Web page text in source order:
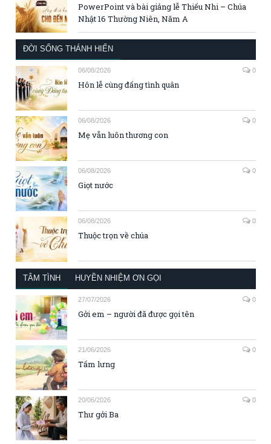
PowerPoint và bài giảng lễ Thiếu Nhi – Chúa
Nhật 16 Thường Niên, Năm A
ĐỜI SỐNG THÁNH HIẾN
06/08/2026 0
Hôn lễ cùng đấng tình quân
06/08/2026 0
Mẹ vẫn luôn thương con
06/08/2026 0
Giọt nước
06/08/2026 0
Thuộc trọn về chúa
TÂM TÌNH HUYỀN NHIỆM ƠN GỌI
27/07/2026 0
Gởi em – người đã được gọi tên
21/06/2026 0
Tấm lưng
20/06/2026 0
Thư gởi Ba